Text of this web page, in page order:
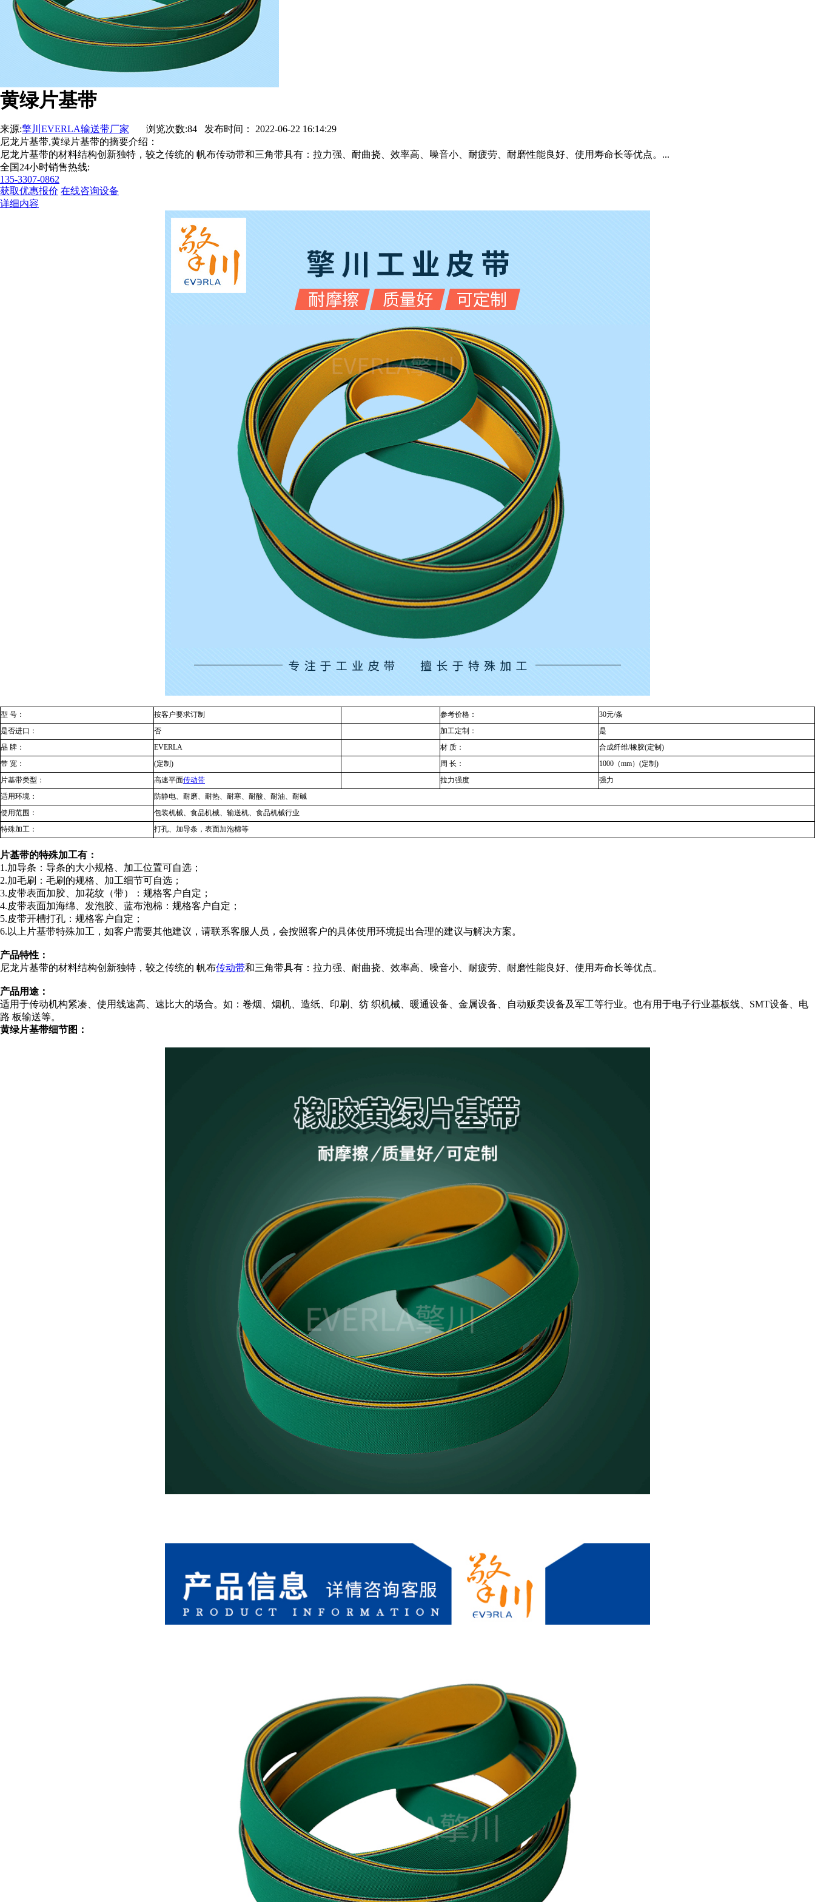
黄绿片基带
来源:擎川EVERLA输送带厂家 浏览次数:84 发布时间： 2022-06-22 16:14:29
尼龙片基带,黄绿片基带的摘要介绍：
尼龙片基带的材料结构创新独特，较之传统的 帆布传动带和三角带具有：拉力强、耐曲挠、效率高、噪音小、耐疲劳、耐磨性能良好、使用寿命长等优点。...
全国24小时销售热线:
135-3307-0862
获取优惠报价 在线咨询设备
详细内容
型 号： 按客户要求订制 参考价格：
30元/条
是否进口：
否 加工定制：
是
品 牌：
EVERLA 材 质：
合成纤维/橡胶(定制)
带 宽：
(定制) 周 长：
1000（mm）(定制)
片基带类型：
高速平面传动带 拉力强度
强力
适用环境：
防静电、耐磨、耐热、耐寒、耐酸、耐油、耐碱
使用范围：
包装机械、食品机械、输送机、食品机械行业
特殊加工：
打孔、加导条，表面加泡棉等
片基带的特殊加工有：
1.加导条：导条的大小规格、加工位置可自选；
2.加毛刷：毛刷的规格、加工细节可自选；
3.皮带表面加胶、加花纹（带）：规格客户自定；
4.皮带表面加海绵、发泡胶、蓝布泡棉：规格客户自定；
5.皮带开槽打孔：规格客户自定；
6.以上片基带特殊加工，如客户需要其他建议，请联系客服人员，会按照客户的具体使用环境提出合理的建议与解决方案。
产品特性：
尼龙片基带的材料结构创新独特，较之传统的 帆布传动带和三角带具有：拉力强、耐曲挠、效率高、噪音小、耐疲劳、耐磨性能良好、使用寿命长等优点。
产品用途：
适用于传动机构紧凑、使用线速高、速比大的场合。如：卷烟、烟机、造纸、印刷、纺 织机械、暖通设备、金属设备、自动贩卖设备及军工等行业。也有用于电子行业基板线、SMT设备、电
路 板输送等。
黄绿片基带细节图：